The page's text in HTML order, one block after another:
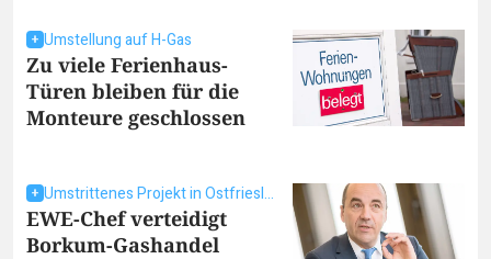
Umstellung auf H-Gas
Zu viele Ferienhaus-
Türen bleiben für die
Monteure geschlossen
Umstrittenes Projekt in Ostfriesland
EWE-Chef verteidigt
Borkum-Gashandel